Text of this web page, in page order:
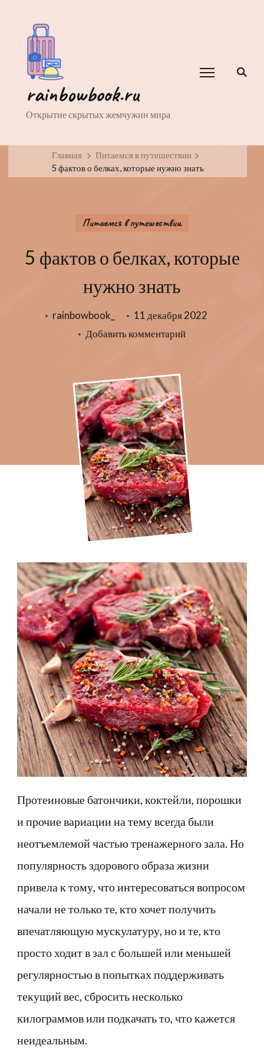
rainbowbook.ru
Открытие скрытых жемчужин мира
Главная
Питаемся в путешествии
5 фактов о белках, которые нужно знать
Питаемся в путешествии
5 фактов о белках, которые
нужно знать
rainbowbook_
11 декабря 2022
Добавить комментарийк
которые
нужно
знать
Протеиновые батончики, коктейли, порошки
и прочие вариации на тему всегда были
неотъемлемой частью тренажерного зала. Но
популярность здорового образа жизни
привела к тому, что интересоваться вопросом
начали не только те, кто хочет получить
впечатляющую мускулатуру, но и те, кто
просто ходит в зал с большей или меньшей
регулярностью в попытках поддерживать
текущий вес, сбросить несколько
килограммов или подкачать то, что кажется
неидеальным.